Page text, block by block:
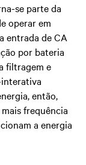
se parte da
operar em
entrada de CA
por bateria
filtragem e
interativa
então,
frequência
a energia